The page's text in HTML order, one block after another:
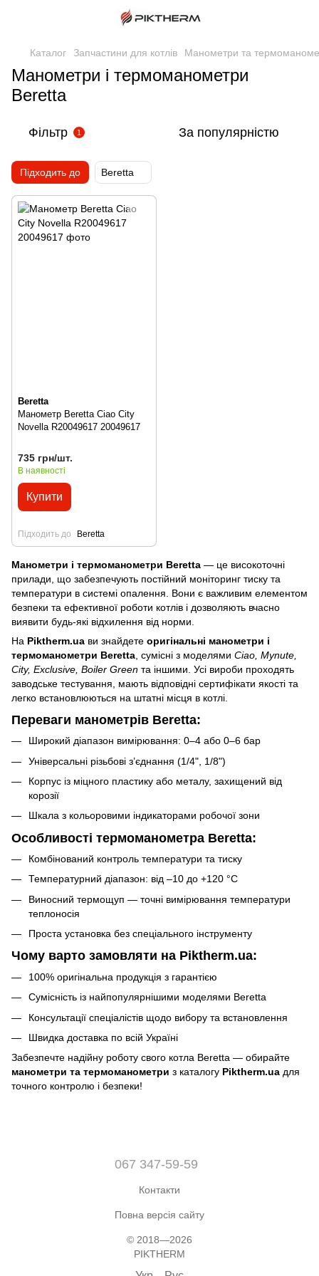
Каталог Запчастини для котлів Манометри та
Манометри і термоманометри
Beretta
Фільтр 1 За популярністю
Підходить до Beretta
Beretta
Манометр Beretta Ciao City
Novella R20049617 20049617
735 грн/шт.
В наявності
Купити
Підходить до Beretta
Манометри і термоманометри Beretta — це високоточні
прилади, що забезпечують постійний моніторинг тиску та
температури в системі опалення. Вони є важливим елементом
безпеки та ефективної роботи котлів і дозволяють вчасно
виявити будь-які відхилення від норми.
На Piktherm.ua ви знайдете оригінальні манометри і
термоманометри Beretta , сумісні з моделями Ciao, Mynute,
City, Exclusive, Boiler Green та іншими. Усі вироби проходять
заводське тестування, мають відповідні сертифікати якості та
легко встановлюються на штатні місця в котлі.
Переваги манометрів Beretta:
Широкий діапазон вимірювання: 0–4 або 0–6 бар
Універсальні різьбові з’єднання (1/4", 1/8")
Корпус із міцного пластику або металу, захищений від
корозії
Шкала з кольоровими індикаторами робочої зони
Особливості термоманометра Beretta:
Комбінований контроль температури та тиску
Температурний діапазон: від –10 до +120 °C
Виносний термощуп — точні вимірювання температури
теплоносія
Проста установка без спеціального інструменту
Чому варто замовляти на Piktherm.ua:
100% оригінальна продукція з гарантією
Сумісність із найпопулярнішими моделями Beretta
Консультації спеціалістів щодо вибору та встановлення
Швидка доставка по всій Україні
Забезпечте надійну роботу свого котла Beretta — обирайте
манометри та термоманометри з каталогу Piktherm.ua для
точного контролю і безпеки!
067 347-59-59
Контакти
Повна версія сайту
© 2018—2026
PIKTHERM